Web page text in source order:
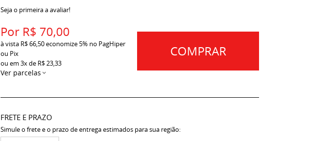
Seja o primeira a avaliar!
Por R$ 70,00
à vista R$ 66,50economize 5% no PagHiper
ou Pix
ou em 3xde R$ 23,33
Ver parcelas
COMPRAR
FRETE E PRAZO
Simule o frete e o prazo de entrega estimados para sua região: